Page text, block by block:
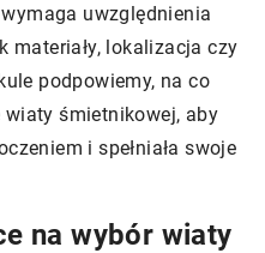
uwzględnienia
materiały, lokalizacja czy
podpowiemy, na co
śmietnikowej, aby
i spełniała swoje
na wybór wiaty